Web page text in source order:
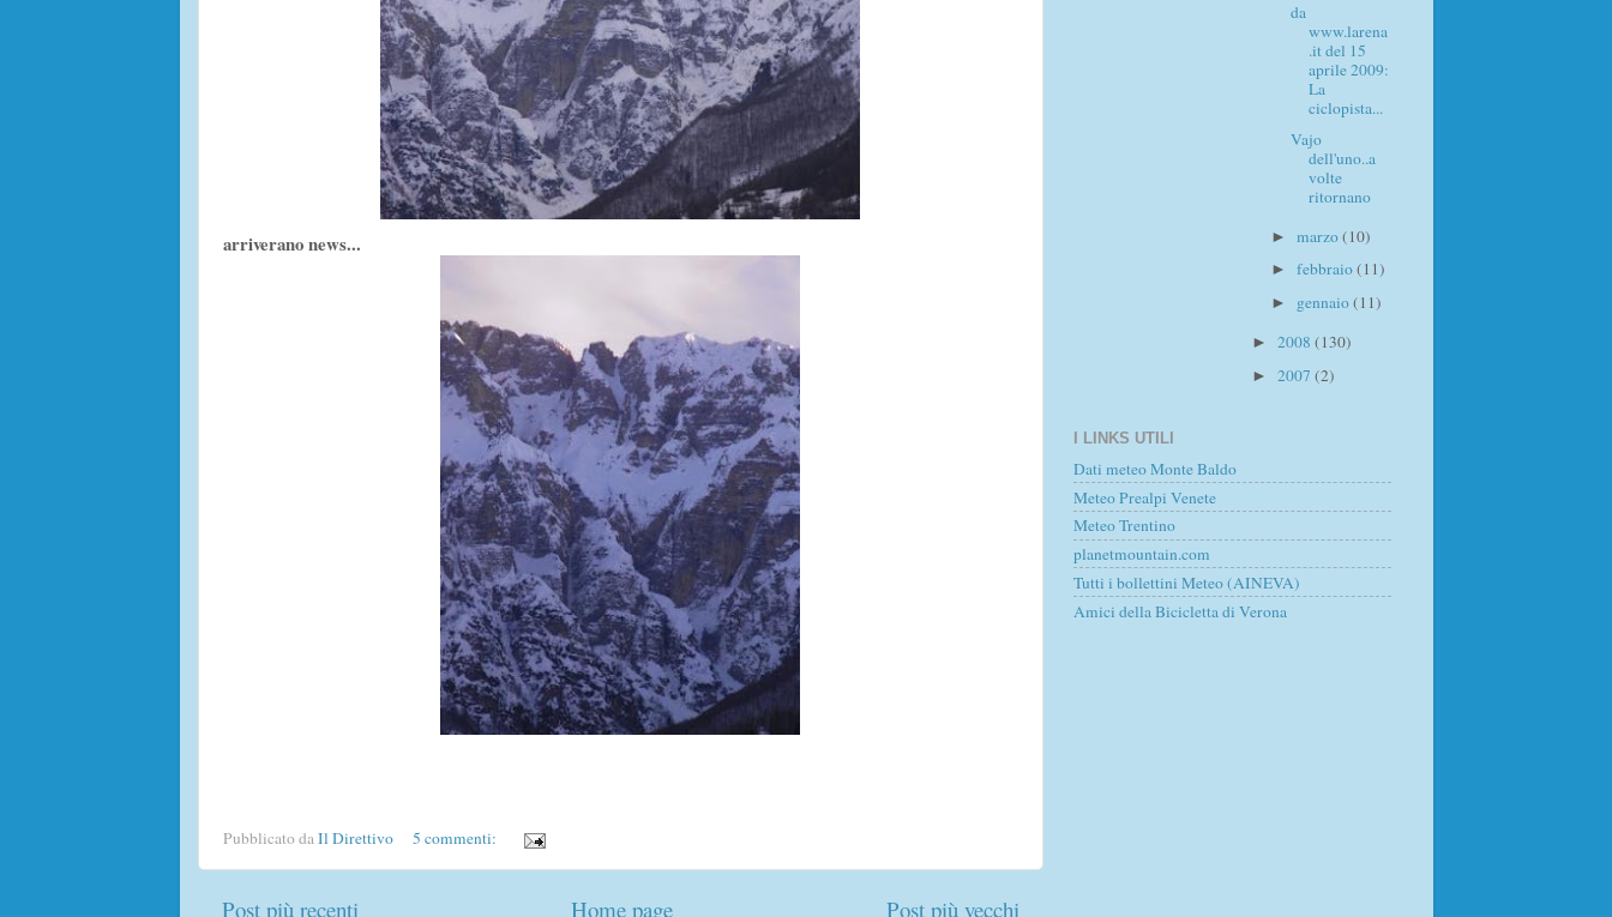
arriverano news...
Pubblicato daIl Direttivo 5 commenti:
Post più recenti Post più vecchi
Home page
da
www.larena
.it del 15
aprile 2009:
La
ciclopista...
Vajo
dell'uno..a
volte
ritornano
► marzo(10)
► febbraio(11)
► gennaio(11)
► 2008 (130)
► 2007 (2)
I LINKS UTILI
Dati meteo Monte Baldo
Meteo Prealpi Venete
Meteo Trentino
planetmountain.com
Tutti i bollettini Meteo (AINEVA)
Amici della Bicicletta di Verona